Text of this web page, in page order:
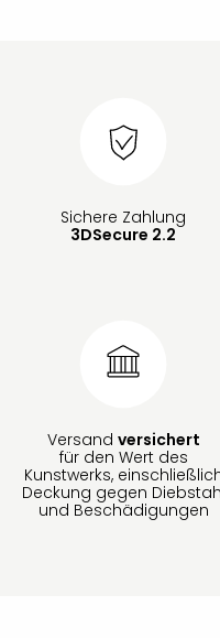
Sichere Zahlung
3DSecure 2.2
Versand versichert
für den Wert des
Kunstwerks,
Deckung gegen
und Beschädigungen